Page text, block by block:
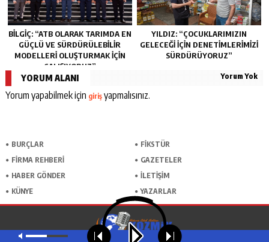
BİLGİÇ: “ATB OLARAK TARIMDA EN
GÜÇLÜ VE SÜRDÜRÜLEBİLİR
MODELLERİ OLUŞTURMAK İÇİN
ÇALIŞIYORUZ”
YILDIZ: “ÇOCUKLARIMIZIN
GELECEĞI İÇIN DENETIMLERIMIZI
SÜRDÜRÜYORUZ”
YORUM ALANI Yorum Yok
Yorum yapabilmek için girişyapmalısınız.
BURÇLAR
FİKSTÜR
FİRMA REHBERİ
GAZETELER
HABER GÖNDER
İLETİŞİM
KÜNYE
YAZARLAR